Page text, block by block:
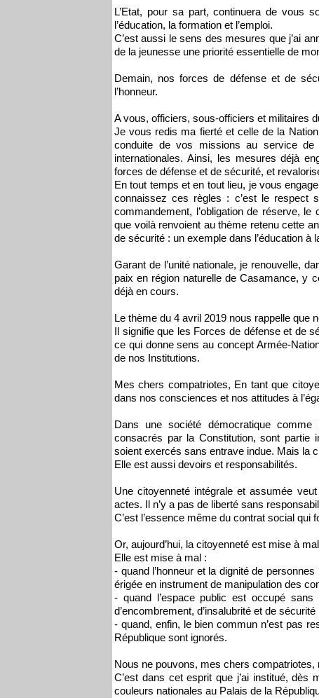
L’Etat, pour sa part, continuera de vous
l’éducation, la formation et l’emploi.
C’est aussi le sens des mesures que j’ai
de la jeunesse une priorité essentielle de
Demain, nos forces de défense et de
l’honneur.
A vous, officiers, sous-officiers et militaires
Je vous redis ma fierté et celle de la
conduite de vos missions au service
internationales. Ainsi, les mesures déjà
forces de défense et de sécurité, et
En tout temps et en tout lieu, je vous
connaissez ces règles : c’est le respect
commandement, l’obligation de réserve,
que voilà renvoient au thème retenu cette
de sécurité : un exemple dans l’éducation à
Garant de l’unité nationale, je renouvelle,
paix en région naturelle de Casamance, y
déjà en cours.
Le thème du 4 avril 2019 nous rappelle que
Il signifie que les Forces de défense et de
ce qui donne sens au concept Armée-
de nos Institutions.
Mes chers compatriotes, En tant que
dans nos consciences et nos attitudes à
Dans une société démocratique
consacrés par la Constitution, sont partie
soient exercés sans entrave indue. Mais la
Elle est aussi devoirs et responsabilités.
Une citoyenneté intégrale et assumée
actes. Il n’y a pas de liberté sans
C’est l’essence même du contrat social
Or, aujourd’hui, la citoyenneté est mise à
Elle est mise à mal :
- quand l’honneur et la dignité de
érigée en instrument de manipulation des
- quand l’espace public est occupé
d’encombrement, d’insalubrité et de sécurité
- quand, enfin, le bien commun n’est pas
République sont ignorés.
Nous ne pouvons, mes chers
C’est dans cet esprit que j’ai institué,
couleurs nationales au Palais de la